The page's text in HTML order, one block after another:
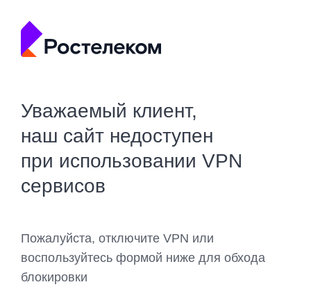
Уважаемый клиент,
наш сайт недоступен
при использовании VPN
сервисов
Пожалуйста, отключите VPN или
воспользуйтесь формой ниже для обхода
блокировки